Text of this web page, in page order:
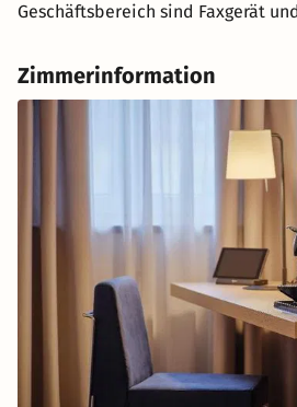
Geschäftsbereich sind Faxgerät
Zimmerinformation